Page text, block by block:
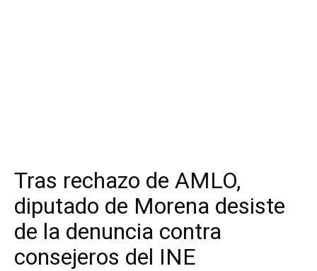
Tras rechazo de AMLO,
diputado de Morena desiste
de la denuncia contra
consejeros del INE